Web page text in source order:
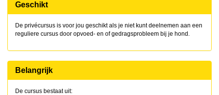
Geschikt
De privécursus is voor jou geschikt als je niet kunt deelnemen aan een
reguliere cursus door opvoed- en of gedragsprobleem bij je hond.
Belangrijk
De cursus bestaat uit: